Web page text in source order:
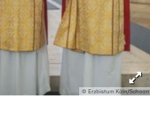
© Erzbistum Köln/Schoon